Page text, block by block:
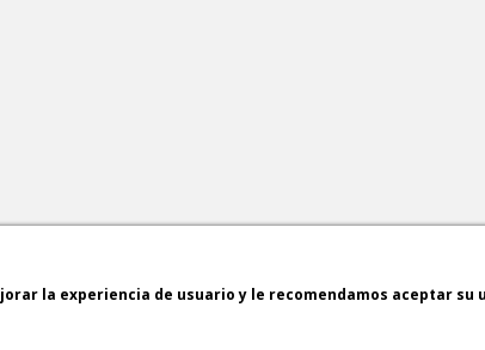
la experiencia de usuario y le recomendamos aceptar su